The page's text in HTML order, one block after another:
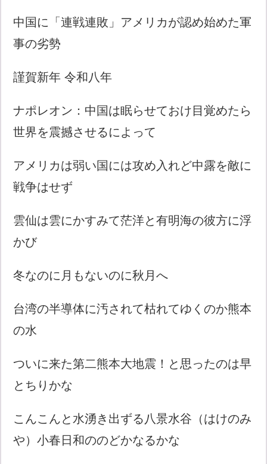
中国に「連戦連敗」アメリカが認め始めた軍
事の劣勢
謹賀新年 令和八年
ナポレオン：中国は眠らせておけ目覚めたら
世界を震撼させるによって
アメリカは弱い国には攻め入れど中露を敵に
戦争はせず
雲仙は雲にかすみて茫洋と有明海の彼方に浮
かび
冬なのに月もないのに秋月へ
台湾の半導体に汚されて枯れてゆくのか熊本
の水
ついに来た第二熊本大地震！と思ったのは早
とちりかな
こんこんと水湧き出ずる八景水谷（はけのみ
や）小春日和ののどかなるかな